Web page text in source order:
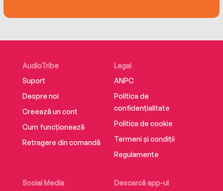
about to come due.
housekeeper. With her young son’s future in the
balance, Helen must choose between the truth
and the friends who have given her everything.
AudioTribe
Suport
Despre noi
Creează un cont
Cum funcționează
Retragere din comandă
Social Media
Descarcă app-ul
Legal
ANPC
Politica de
confidențialitate
Politica de cookie
Termeni și condiții
Regulamente